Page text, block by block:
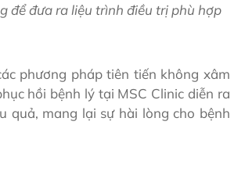
để đưa ra liệu trình điều trị phù hợp
phương pháp tiên tiến không xâm
hồi bệnh lý tại MSC Clinic diễn ra
quả, mang lại sự hài lòng cho bệnh